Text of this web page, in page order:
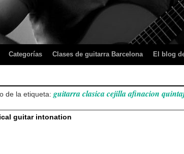
Categorías Clases de guitarra Barcelona El blog
de la etiqueta: guitarra clasica cejilla afinacion
guitar intonation